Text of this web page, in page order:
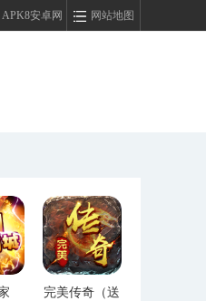
网站地图
APK8安卓网
完美传奇（送